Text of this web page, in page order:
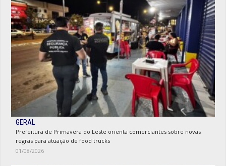
GERAL
Prefeitura de Primavera do Leste orienta comerciantes sobre novas
regras para atuação de food trucks
01/08/2026